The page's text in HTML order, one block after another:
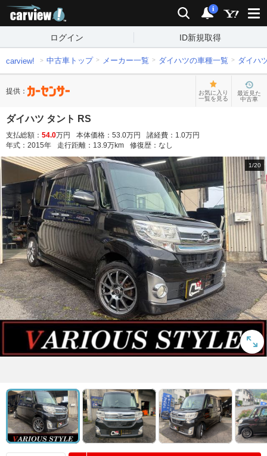
検索 通知
i
ログイン ID新規取得
carview! 中古車トップ メーカー一覧 ダイハツの車種一覧 ダイハ
提供：
お気に入り
一覧を見る
最近見た
中古車
ダイハツ タント RS
支払総額： 54.0万円 本体価格： 53.0万円 諸経費： 1.0万円
年式： 2015年 走行距離： 13.9万km 修復歴： なし
1/20